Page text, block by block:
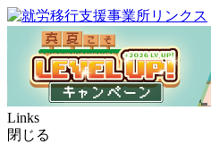
Links
閉じる